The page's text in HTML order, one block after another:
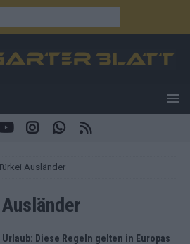
Ausländer
Urlaub: Diese Regeln gelten in Europas